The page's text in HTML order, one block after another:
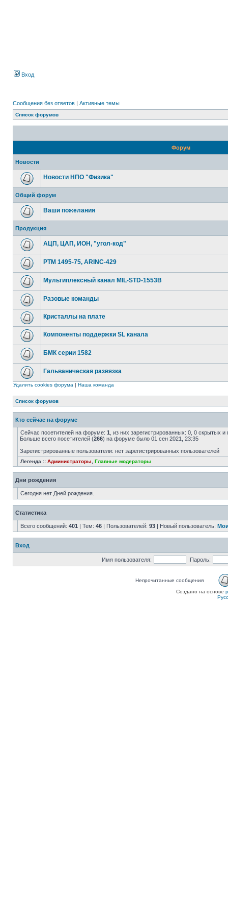
Вход
Сообщения без ответов | Активные темы
Список форумов
Форум
Новости
Новости НПО "Физика"
Общий форум
Ваши пожелания
Продукция
АЦП, ЦАП, ИОН, "угол-код"
РТМ 1495-75, ARINC-429
Мультиплексный канал MIL-STD-1553B
Разовые команды
Кристаллы на плате
Компоненты поддержки SL канала
БМК серии 1582
Гальваническая развязка
Удалить cookies форума | Наша команда
Список форумов
Кто сейчас на форуме
Сейчас посетителей на форуме: 1 , из них зарегистрированных: 0, 0 скрытых
Больше всего посетителей (266) на форуме было 01 сен 2021, 23:35
Зарегистрированные пользователи: нет зарегистрированных пользователей
Легенда :: Администраторы Главные модераторы
Дни рождения
Сегодня нет Дней рождения.
Статистика
Всего сообщений: 401 | Тем: 46 | Пользователей: 93 | Новый пользователь:
Вход
Имя пользователя: Пароль:
Непрочитанные сообщения
Создано на основе